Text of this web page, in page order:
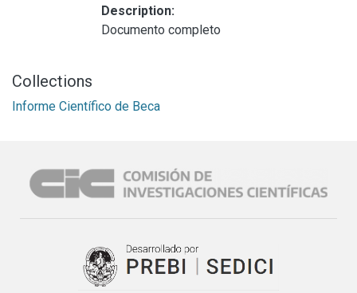
Description:
Documento completo
Collections
Informe Científico de Beca